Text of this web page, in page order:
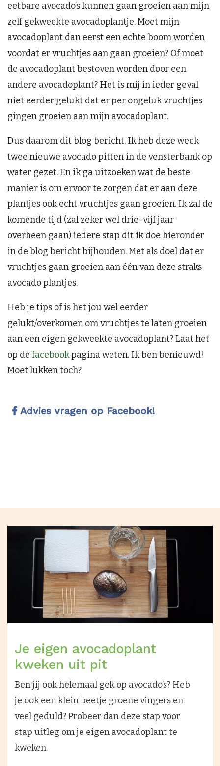
eetbare avocado’s kunnen gaan groeien aan mijn
zelf gekweekte avocadoplantje. Moet mijn
avocadoplant dan eerst een echte boom worden
voordat er vruchtjes aan gaan groeien? Of moet
de avocadoplant bestoven worden door een
andere avocadoplant? Het is mij in ieder geval
niet eerder gelukt dat er per ongeluk vruchtjes
gingen groeien aan mijn avocadoplant.
Dus daarom dit blog bericht. Ik heb deze week
twee nieuwe avocado pitten in de vensterbank op
water gezet. En ik ga uitzoeken wat de beste
manier is om ervoor te zorgen dat er aan deze
plantjes ook echt vruchtjes gaan groeien. Ik zal de
komende tijd (zal zeker wel drie-vijf jaar
overheen gaan) iedere stap dit ik doe hieronder
in de blog bericht bijhouden. Met als doel dat er
vruchtjes gaan groeien aan één van deze straks
avocado plantjes.
Heb je tips of is het jou wel eerder
gelukt/overkomen om vruchtjes te laten groeien
aan een eigen gekweekte avocadoplant? Laat het
op de facebookpagina weten. Ik ben benieuwd!
Moet lukken toch?
Advies vragen op Facebook!
Je eigen avocadoplant
kweken uit pit
Ben jij ook helemaal gek op avocado’s? Heb
je ook een klein beetje groene vingers en
veel geduld? Probeer dan deze stap voor
stap uitleg om je eigen avocadoplant te
kweken.